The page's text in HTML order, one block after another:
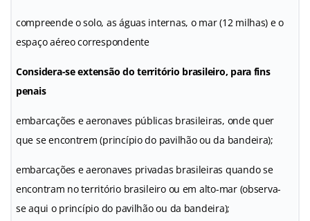
compreende o solo, as águas internas, o mar (12 milhas) e o
espaço aéreo correspondente
Considera-se extensão do território brasileiro, para fins
penais
embarcações e aeronaves públicas brasileiras, onde quer
que se encontrem (princípio do pavilhão ou da bandeira);
embarcações e aeronaves privadas brasileiras quando se
encontram no território brasileiro ou em alto-mar (observa-
se aqui o princípio do pavilhão ou da bandeira);